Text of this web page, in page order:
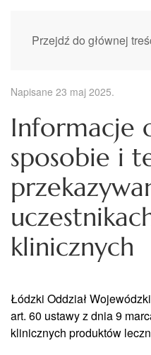
Przejdź do głównej
Napisane 23 maj 2025.
Informacje
sposobie i
klinicznych
Łódzki Oddział
art. 60 ustawy z dnia 9
klinicznych produktów